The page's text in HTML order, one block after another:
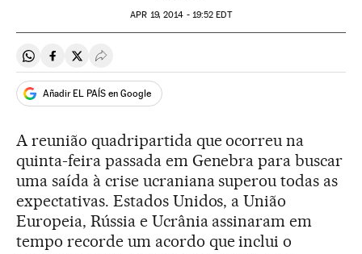
APR 19, 2014 - 19:52 EDT
Compartir en Whatsapp
Compartir en Facebook
Compartir en Twitter
Desplegar Redes Sociales
Añadir EL PAÍS en Google
A reunião quadripartida que ocorreu na
quinta-feira passada em Genebra para buscar
uma saída à crise ucraniana superou todas as
expectativas. Estados Unidos, a União
Europeia, Rússia e Ucrânia assinaram em
tempo recorde um acordo que inclui o